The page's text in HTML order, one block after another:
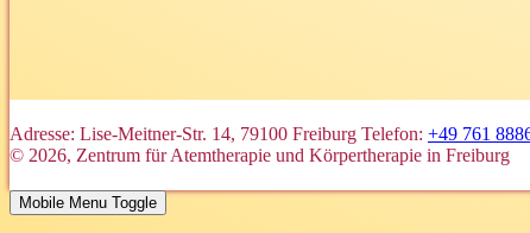
Adresse: Lise-Meitner-Str. 14, 79100 Freiburg Telefon: +49 761
© 2026, Zentrum für Atemtherapie und Körpertherapie in Freiburg
Mobile Menu Toggle